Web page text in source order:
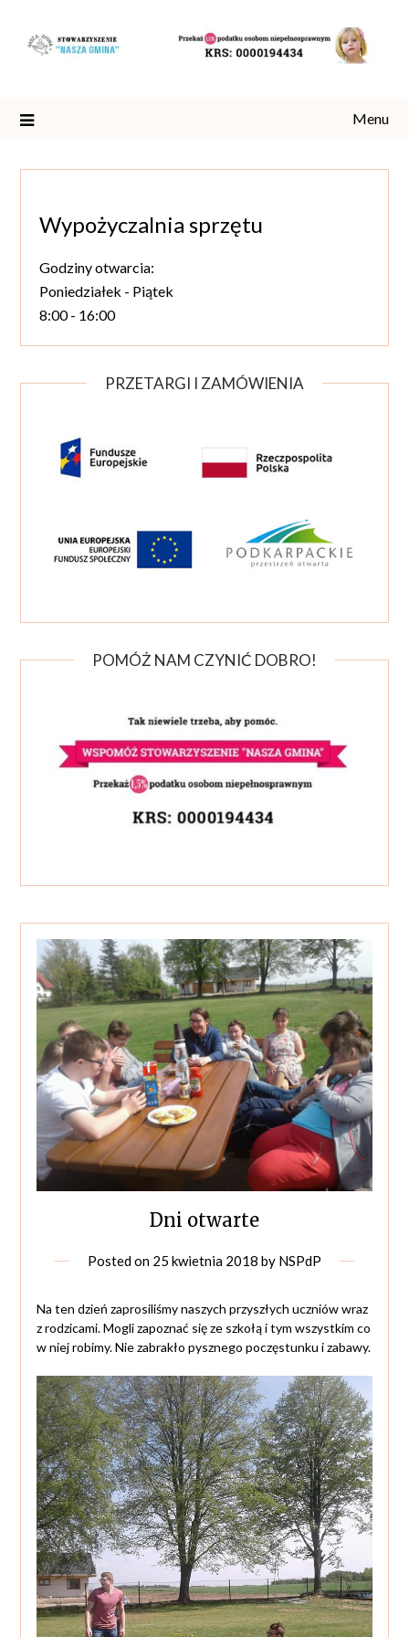
content
Menu
Wypożyczalnia sprzętu
Godziny otwarcia:
Poniedziałek - Piątek
8:00 - 16:00
PRZETARGI I ZAMÓWIENIA
POMÓŻ NAM CZYNIĆ DOBRO!
Dni otwarte
Posted on 25 kwietnia 2018 by NSPdP
Na ten dzień zaprosiliśmy naszych przyszłych uczniów wraz
z rodzicami. Mogli zapoznać się ze szkołą i tym wszystkim co
w niej robimy. Nie zabrakło pysznego poczęstunku i zabawy.